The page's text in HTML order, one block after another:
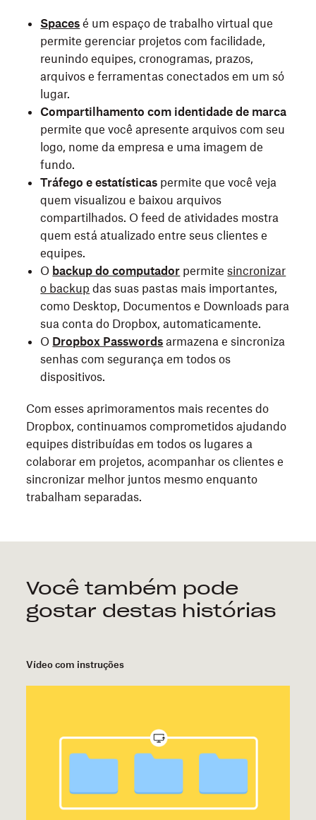
Spaces é um espaço de trabalho virtual que
permite gerenciar projetos com facilidade,
reunindo equipes, cronogramas, prazos,
arquivos e ferramentas conectados em um só
lugar.
Compartilhamento com identidade de marca
permite que você apresente arquivos com seu
logo, nome da empresa e uma imagem de
fundo.
Tráfego e estatísticas permite que você veja
quem visualizou e baixou arquivos
compartilhados. O feed de atividades mostra
quem está atualizado entre seus clientes e
equipes.
O backup do computador permitesincronizar
o backup das suas pastas mais importantes,
como Desktop, Documentos e Downloads para
sua conta do Dropbox, automaticamente.
O Dropbox Passwords armazena e sincroniza
senhas com segurança em todos os
dispositivos.
Com esses aprimoramentos mais recentes do
Dropbox, continuamos comprometidos ajudando
equipes distribuídas em todos os lugares a
colaborar em projetos, acompanhar os clientes e
sincronizar melhor juntos mesmo enquanto
trabalham separadas.
Você também pode
gostar destas histórias
Vídeo com instruções